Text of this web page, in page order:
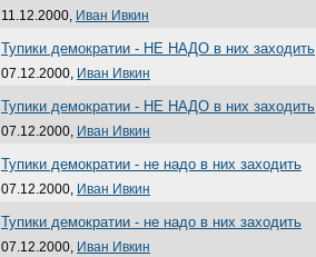
11.12.2000, Иван Ивкин
Тупики демократии - НЕ НАДО в них заходить
07.12.2000, Иван Ивкин
Тупики демократии - НЕ НАДО в них заходить
07.12.2000, Иван Ивкин
Тупики демократии - не надо в них заходить
07.12.2000, Иван Ивкин
Тупики демократии - не надо в них заходить
07.12.2000, Иван Ивкин